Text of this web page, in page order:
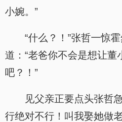
小婉。”
“什么？！”张哲一惊
道：“老爸你不会是想让董
吧？！”
见父亲正要点头张哲
行绝对不行！叫我娶她做